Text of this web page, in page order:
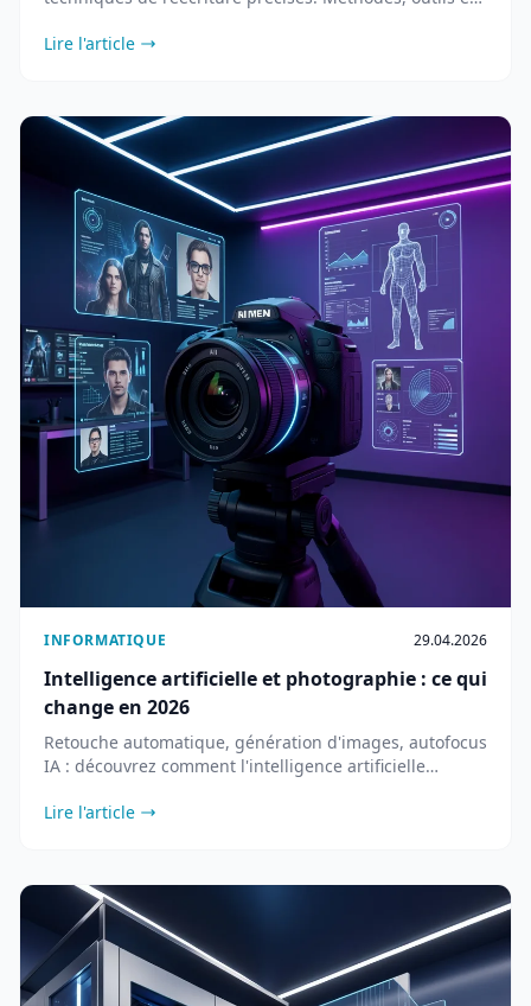
Lire l'article
INFORMATIQUE 29.04.2026
Intelligence artificielle et photographie : ce qui
change en 2026
Retouche automatique, génération d'images, autofocus
IA : découvrez comment l'intelligence artificielle
Lire l'article